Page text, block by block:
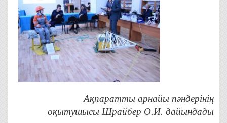
Ақпаратты арнайы пәндерінің
оқытушысы Шрайбер О.И. дайындады